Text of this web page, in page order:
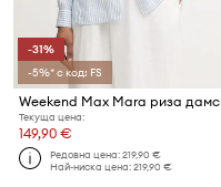
-31%
-5%* с код: FS
Текуща цена:
149,90 €
Редовна цена:219,90 €
Най-ниска цена:219,90 €